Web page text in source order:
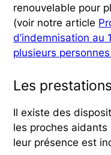
renouvelable pour
(voir notre article
d’indemnisation au
plusieurs
Les
Il existe des
les proches
leur présence est